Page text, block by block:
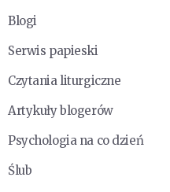
Blogi
Serwis papieski
Czytania liturgiczne
Artykuły blogerów
Psychologia na co dzień
Ślub